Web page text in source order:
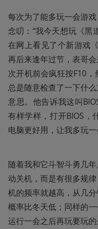
每次为了能多玩一会游
念叨：“我今天想玩《黑
在网上看见了个新游戏
再后来逢年过节，表哥
次开机前会疯狂按F10
总是随意检查了一下什
意思。他告诉我这叫
有样学样，打开BIOS，
电脑更好用，让我多玩一
随着我和它斗智斗勇几
动关机，而是有很多规
机的频率就越高，从几
概率比冬天低；同样的
运行一会之后再玩要玩